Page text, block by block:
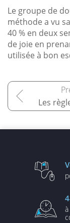
Le groupe de
méthode a vu
40 % en deux
de joie en
utilisée à bon